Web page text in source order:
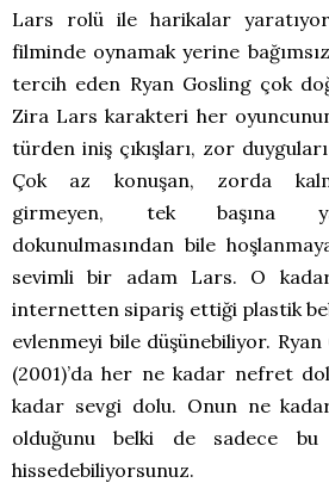
Lars rolü ile harikalar
filminde oynamak yerine
tercih eden Ryan Gosling çok
Zira Lars karakteri her
türden iniş çıkışları, zor
Çok az konuşan, zorda
girmeyen, tek başına
dokunulmasından bile
sevimli bir adam Lars. O
internetten sipariş ettiği plastik
evlenmeyi bile düşünebiliyor. Ryan
(2001)’da her ne kadar nefret
kadar sevgi dolu. Onun ne
olduğunu belki de sadece
hissedebiliyorsunuz.